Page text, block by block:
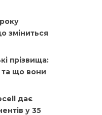
зміниться
прізвища:
та що вони
дає
у 35